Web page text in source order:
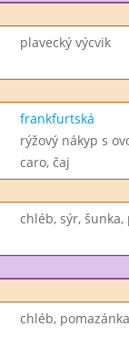
plavecký výcvik
frankfurtská
rýžový nákyp s
caro, čaj
chléb, sýr, šunka,
chléb,